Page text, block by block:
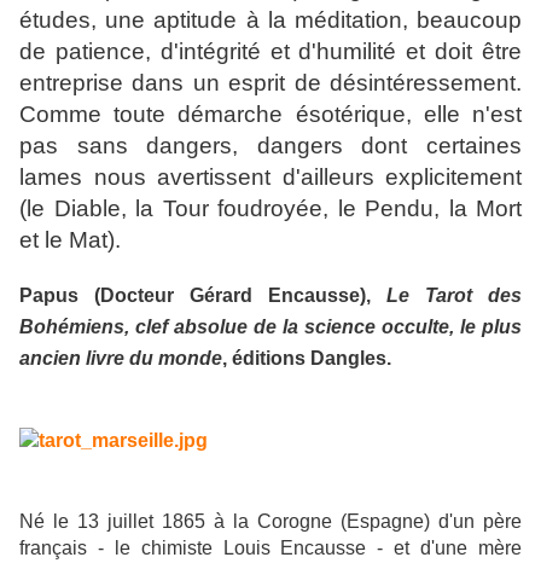
études, une aptitude à la méditation, beaucoup
de patience, d'intégrité et d'humilité et doit être
entreprise dans un esprit de désintéressement.
Comme toute démarche ésotérique, elle n'est
pas sans dangers, dangers dont certaines
lames nous avertissent d'ailleurs explicitement
(le Diable, la Tour foudroyée, le Pendu, la Mort
et le Mat).
Papus (Docteur Gérard Encausse), Le Tarot des
Bohémiens, clef absolue de la science occulte, le plus
ancien livre du monde, éditions Dangles.
Né le 13 juillet 1865 à la Corogne (Espagne) d'un père
français - le chimiste Louis Encausse - et d'une mère